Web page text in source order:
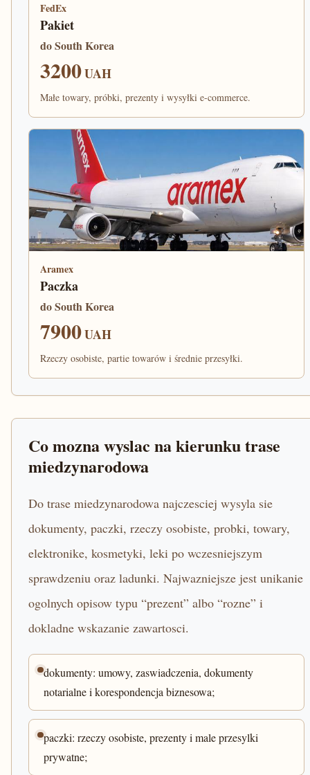
FedEx
Pakiet
do South Korea
3200UAH
Małe towary, próbki, prezenty i wysyłki e-commerce.
Aramex
Paczka
do South Korea
7900UAH
Rzeczy osobiste, partie towarów i średnie przesyłki.
Co mozna wyslac na kierunku trase
miedzynarodowa
Do trase miedzynarodowa najczesciej wysyla sie
dokumenty, paczki, rzeczy osobiste, probki, towary,
elektronike, kosmetyki, leki po wczesniejszym
sprawdzeniu oraz ladunki. Najwazniejsze jest unikanie
ogolnych opisow typu “prezent” albo “rozne” i
dokladne wskazanie zawartosci.
dokumenty: umowy, zaswiadczenia, dokumenty
notarialne i korespondencja biznesowa;
paczki: rzeczy osobiste, prezenty i male przesylki
prywatne;